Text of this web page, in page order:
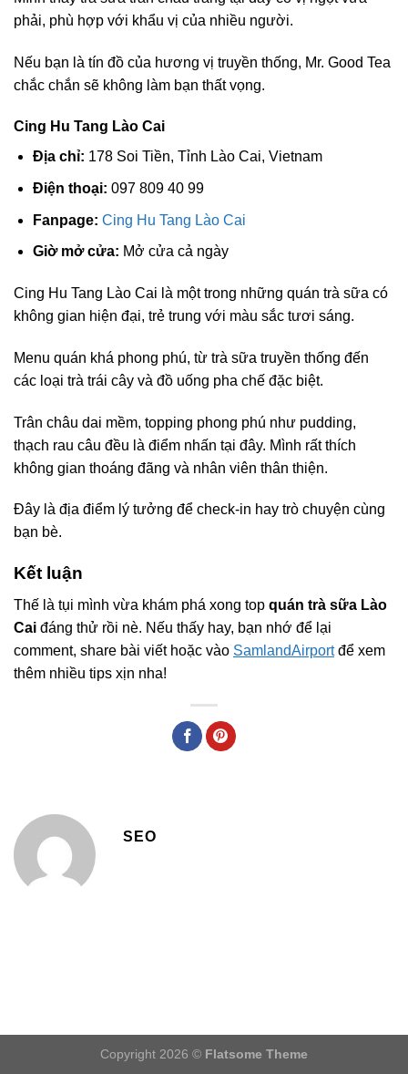
phải, phù hợp với khẩu vị của nhiều người.
Nếu bạn là tín đồ của hương vị truyền thống, Mr. Good Tea
chắc chắn sẽ không làm bạn thất vọng.
Cing Hu Tang Lào Cai
Địa chỉ: 178 Soi Tiền, Tỉnh Lào Cai, Vietnam
Điện thoại: 097 809 40 99
Fanpage: Cing Hu Tang Lào Cai
Giờ mở cửa: Mở cửa cả ngày
Cing Hu Tang Lào Cai là một trong những quán trà sữa có
không gian hiện đại, trẻ trung với màu sắc tươi sáng.
Menu quán khá phong phú, từ trà sữa truyền thống đến
các loại trà trái cây và đồ uống pha chế đặc biệt.
Trân châu dai mềm, topping phong phú như pudding,
thạch rau câu đều là điểm nhấn tại đây. Mình rất thích
không gian thoáng đãng và nhân viên thân thiện.
Đây là địa điểm lý tưởng để check-in hay trò chuyện cùng
bạn bè.
Kết luận
Thế là tụi mình vừa khám phá xong top quán trà sữa Lào
Cai đáng thử rồi nè. Nếu thấy hay, bạn nhớ để lại
comment, share bài viết hoặc vào SamlandAirportđể xem
thêm nhiều tips xịn nha!
SEO
Copyright 2026 © Flatsome Theme